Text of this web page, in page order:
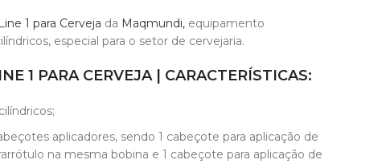
1 para Cerveja da Maqmundi, equipamento
especial para o setor de cervejaria.
1 PARA CERVEJA | CARACTERÍSTICAS:
aplicadores, sendo 1 cabeçote para aplicação de
na mesma bobina e 1 cabeçote para aplicação de